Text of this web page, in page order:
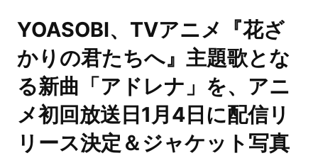
YOASOBI、TVアニメ『花ざ
かりの君たちへ』主題歌とな
る新曲「アドレナ」を、アニ
メ初回放送日1月4日に配信リ
リース決定＆ジャケット写真